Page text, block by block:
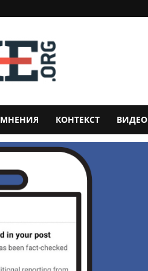
МНЕНИЯ КОНТЕКСТ ВИДЕО